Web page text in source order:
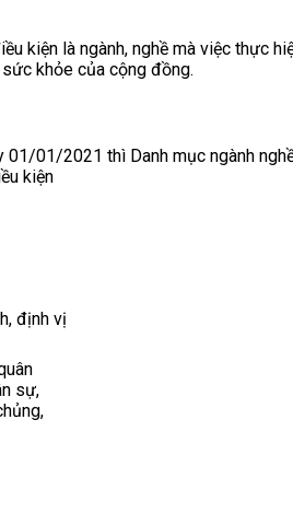
kiện là ngành, nghề mà việc thực
khỏe của cộng đồng.
01/2021 thì Danh mục ngành
kiện
định vị
sự,